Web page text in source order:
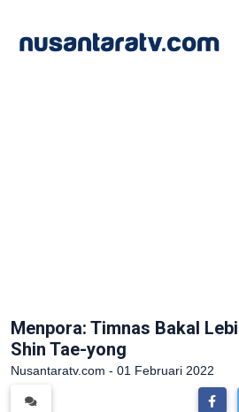
Menpora: Timnas Bakal
Shin Tae-yong
Nusantaratv.com - 01 Februari 2022